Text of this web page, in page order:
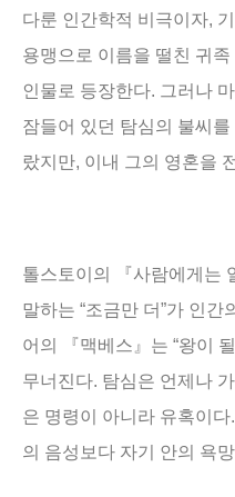
다룬 인간학적 비극이자,
용맹으로 이름을 떨친 귀
인물로 등장한다. 그러나
잠들어 있던 탐심의 불씨
랐지만, 이내 그의 영혼을
톨스토이의 『사람에게는
말하는 “조금만 더”가 인간
어의
『맥베스 』 는 “왕이
무너진다. 탐심은 언제나
은 명령이 아니라 유혹이다.
의 음성보다 자기 안의 욕